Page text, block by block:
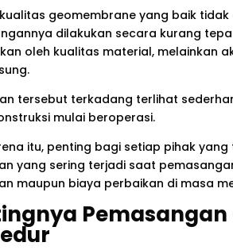
geomembrane yang baik
dilakukan secara kurang
oleh kualitas material, melainkan
tersebut terkadang terlihat
mulai beroperasi.
itu, penting bagi setiap pihak
yang sering terjadi saat
maupun biaya perbaikan di masa